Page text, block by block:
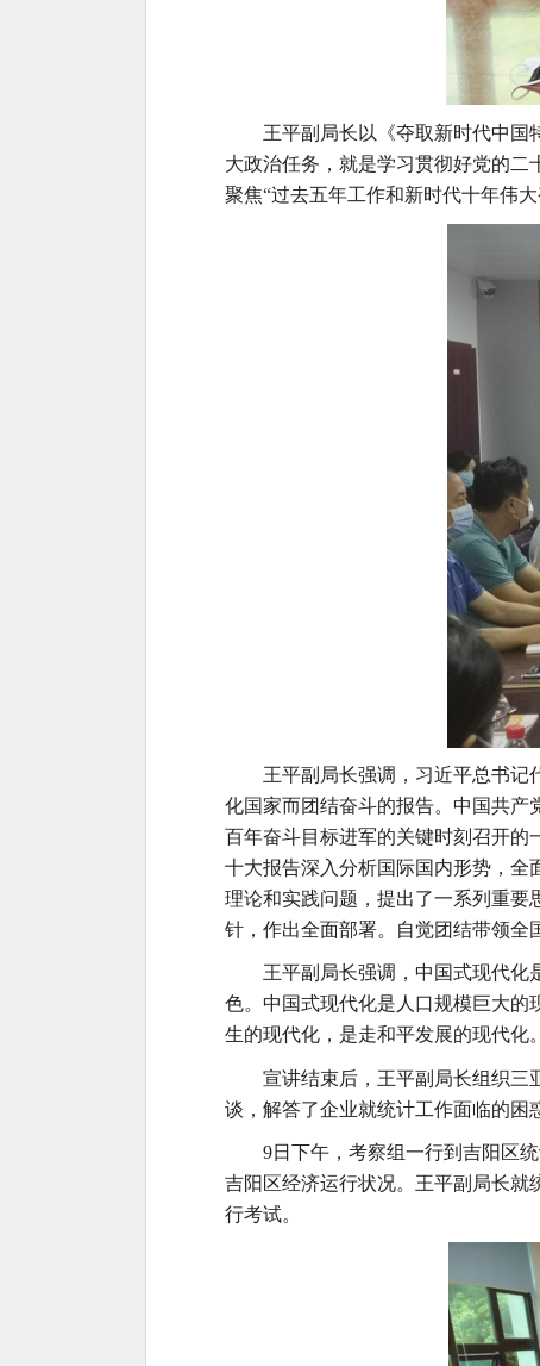
王平副局长以《夺取新时代中国
大政治任务，就是学习贯彻好党的二
聚焦“过去五年工作和新时代十年伟
王平副局长强调，习近平总书记
化国家而团结奋斗的报告。中国共产
百年奋斗目标进军的关键时刻召开的
十大报告深入分析国际国内形势，全
理论和实践问题，提出了一系列重要
针，作出全面部署。自觉团结带领全
王平副局长强调，中国式现代化
色。中国式现代化是人口规模巨大的
生的现代化，是走和平发展的现代化。
宣讲结束后，王平副局长组织三
谈， 解答了企业就统计工作面临的困
9日下午， 考察组一行到吉阳区统
吉阳区经济运行状况。王平副局长就
行考试。